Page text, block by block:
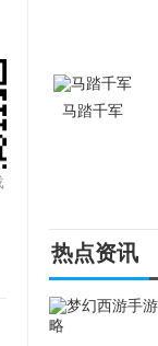
马踏千军
热点资讯